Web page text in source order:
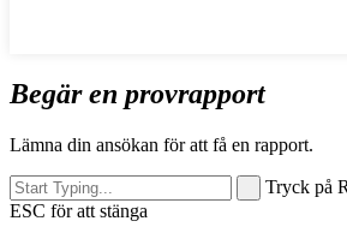
Begär en provrapport
Lämna din ansökan för att få en rapport.
Tryck på
ESC för att stänga